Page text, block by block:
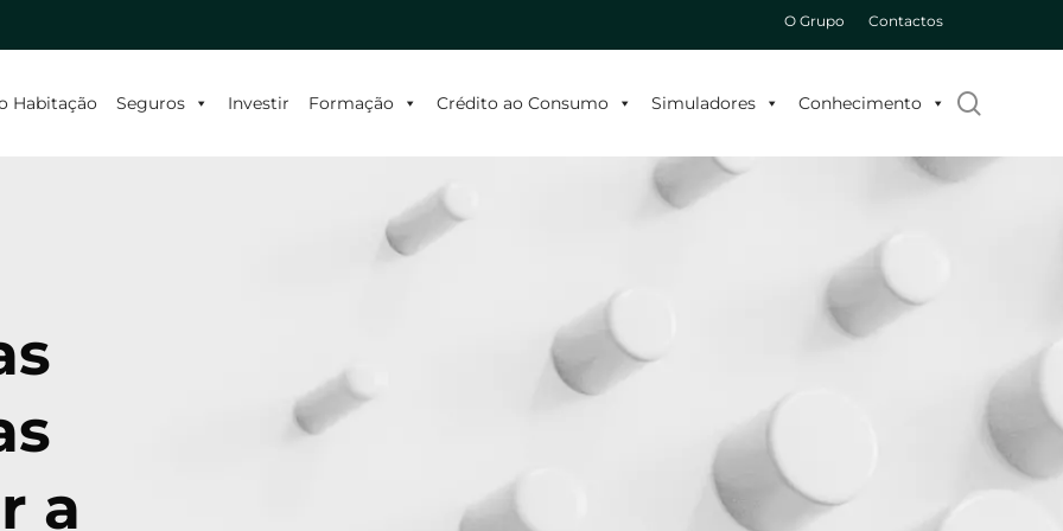
O Grupo Contactos
Habitação Seguros Investir Formação Crédito ao Consumo Simuladores Conhecimento
a